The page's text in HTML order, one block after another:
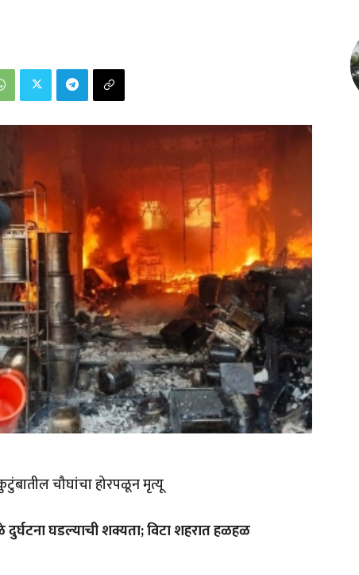
चौघांचा होरपळून मृत्यू
घडल्याची शक्यता; विटा शहरात हळहळ